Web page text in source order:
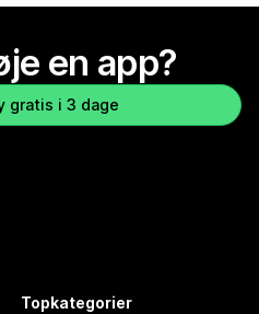
en app?
gratis i 3 dage
Topkategorier